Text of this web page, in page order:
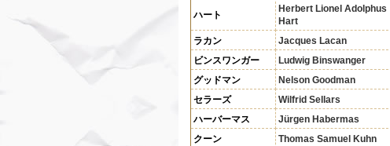
ハート
Herbert Lionel Adolphus
Hart
ラカン Jacques Lacan
ビンスワンガー
Ludwig Binswanger
グッドマン
Nelson Goodman
セラーズ
Wilfrid Sellars
ハーバーマス
Jürgen Habermas
クーン
Thomas Samuel Kuhn